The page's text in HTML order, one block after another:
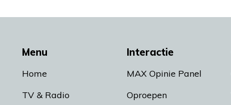
Menu
Home
TV & Radio
Interactie
MAX Opinie Panel
Oproepen